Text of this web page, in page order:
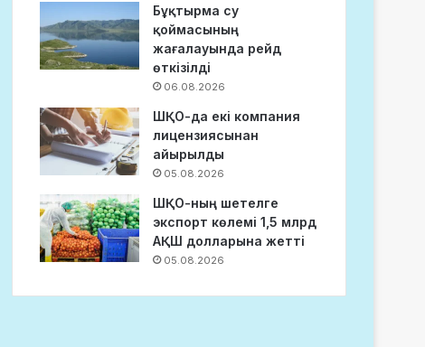
Бұқтырма су
қоймасының
жағалауында рейд
өткізілді
06.08.2026
ШҚО-да екі компания
лицензиясынан
айырылды
05.08.2026
ШҚО-ның шетелге
экспорт көлемі 1,5 млрд
АҚШ долларына жетті
05.08.2026